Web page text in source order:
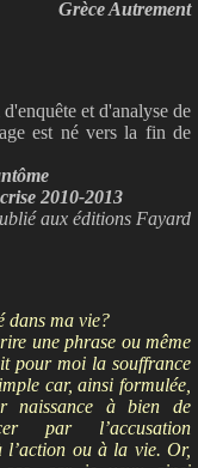
Grèce Autrement
et d'analyse de
est né vers la fin de
2010-2013
aux éditions Fayard
dans ma vie?
une phrase ou même
pour moi la souffrance
car, ainsi formulée,
naissance à bien de
par l’accusation
l’action ou à la vie. Or,